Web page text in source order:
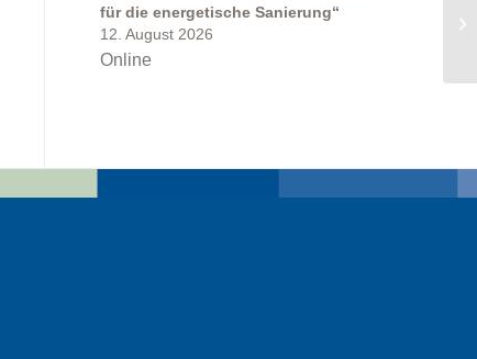
für die energetische Sanierung“
12. August 2026
Online